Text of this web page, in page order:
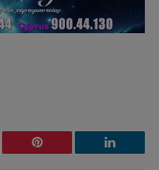
Pinterest LinkedIn